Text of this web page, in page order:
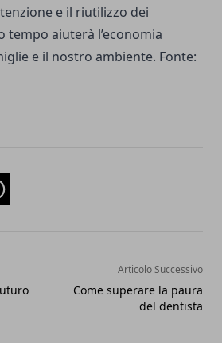
e il riutilizzo dei
tempo aiuterà l’economia
e il nostro ambiente. Fonte:
Articolo Successivo
Come superare la paura
del dentista